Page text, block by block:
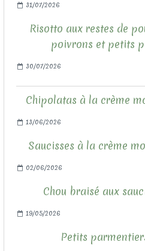
31/07/2026
Risotto aux restes de
poivrons et petits
30/07/2026
Chipolatas à la crème
13/06/2026
Saucisses à la crème
02/06/2026
Chou braisé aux
19/05/2026
Petits